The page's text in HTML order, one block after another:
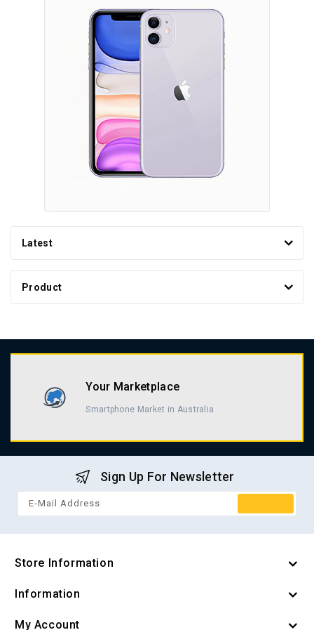
Latest
Product
Easy to Buy & Return
Single Click to Buy & Return
Sign Up For Newsletter
Store Information
Information
My Account